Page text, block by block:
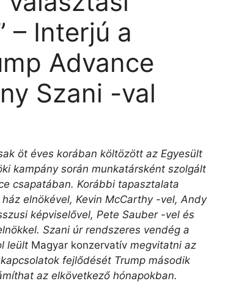
– Interjú a
Advance
Szani -val
öt éves korában költözött az Egyesült
kampány során munkatársként szolgált
csapatában. Korábbi tapasztalata
elnökével, Kevin McCarthy -vel, Andy
képviselővel, Pete Sauber -vel és
Szani úr rendszeres vendég a
leült Magyar konzervatív megvitatni az
fejlődését Trump második
az elkövetkező hónapokban.